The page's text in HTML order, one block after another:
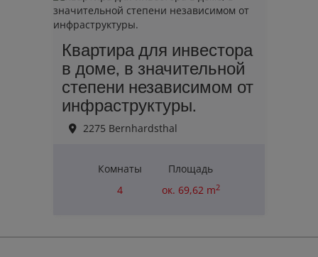
Квартира для инвестора
в доме, в значительной
степени независимом от
инфраструктуры.
2275 Bernhardsthal
Комнаты
4
Площадь
ок. 69,62 m2